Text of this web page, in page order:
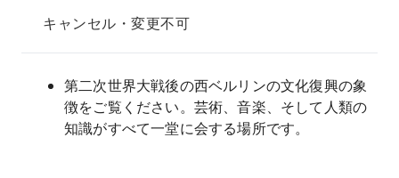
キャンセル・変更不可
第二次世界大戦後の西ベルリンの文化復興の象
徴をご覧ください。芸術、音楽、そして人類の
知識がすべて一堂に会する場所です。